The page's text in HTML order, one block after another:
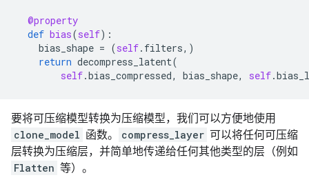
@property
def bias(self):
bias_shape = (self. filters,)
return decompress_latent(
self.bias_compressed, bias_shape, self.
要将可压缩模型转换为压缩模型，我们可以方便地使用
clone_model 函数。 compress_layer 可以将任何可压缩
层转换为压缩层，并简单地传递给任何其他类型的层（例如
Flatten 等）。